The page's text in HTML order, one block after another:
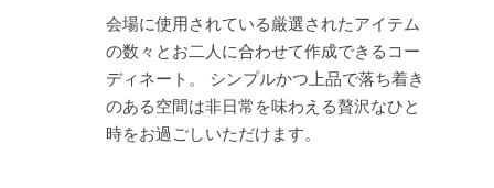
会場に使用されている厳選されたアイテム
の数々とお二人に合わせて作成できるコー
ディネート。 シンプルかつ上品で落ち着き
のある空間は非日常を味わえる贅沢なひと
時をお過ごしいただけます。